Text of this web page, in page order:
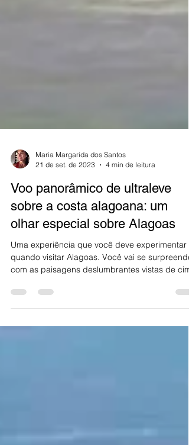
21 de set. de 2023
4 min de leitura
Voo panorâmico de ultraleve
sobre a costa alagoana: um
olhar especial sobre Alagoas
Uma experiência que você deve experimentar
com as paisagens deslumbrantes vistas de